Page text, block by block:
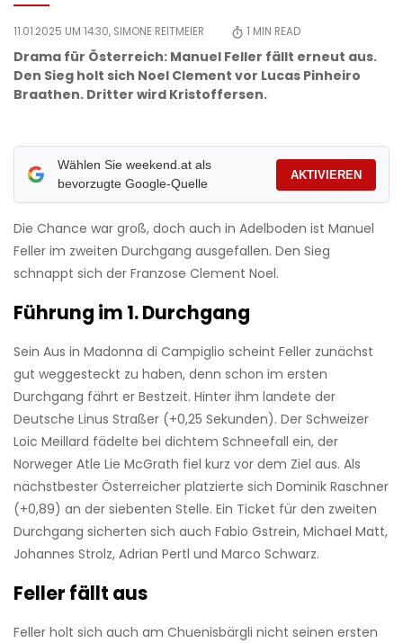
11.01.2025 UM 14:30, SIMONE REITMEIER 1 MIN READ
Drama für Österreich: Manuel Feller fällt erneut aus.
Den Sieg holt sich Noel Clement vor Lucas Pinheiro
Braathen. Dritter wird Kristoffersen.
Wählen Sie weekend.at als
bevorzugte Google-Quelle
AKTIVIEREN
Die Chance war groß, doch auch in Adelboden ist Manuel
Feller im zweiten Durchgang ausgefallen. Den Sieg
schnappt sich der Franzose Clement Noel.
Führung im 1. Durchgang
Sein Aus in Madonna di Campiglio scheint Feller zunächst
gut weggesteckt zu haben, denn schon im ersten
Durchgang fährt er Bestzeit. Hinter ihm landete der
Deutsche Linus Straßer (+0,25 Sekunden). Der Schweizer
Loic Meillard fädelte bei dichtem Schneefall ein, der
Norweger Atle Lie McGrath fiel kurz vor dem Ziel aus. Als
nächstbester Österreicher platzierte sich Dominik Raschner
(+0,89) an der siebenten Stelle. Ein Ticket für den zweiten
Durchgang sicherten sich auch Fabio Gstrein, Michael Matt,
Johannes Strolz, Adrian Pertl und Marco Schwarz.
Feller fällt aus
Feller holt sich auch am Chuenisbärgli nicht seinen ersten